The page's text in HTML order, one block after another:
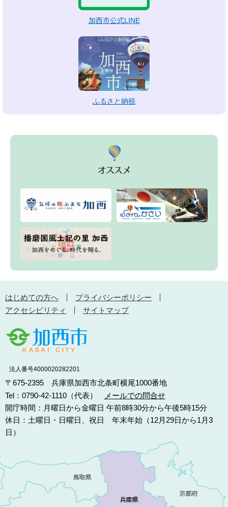
加西市公式LINE
ふるさと納税
はじめての方へ
プライバシーポリシー
アクセシビリティ
サイトマップ
法人番号4000020282201
〒675-2395 兵庫県加西市北条町横尾1000番地
Tel：0790-42-1110（代表）
メールでの問合せ
開庁時間：月曜日から金曜日 午前8時30分から午後5時15分
休日：土曜日・日曜日、祝日 年末年始（12月29日から1月3
日）